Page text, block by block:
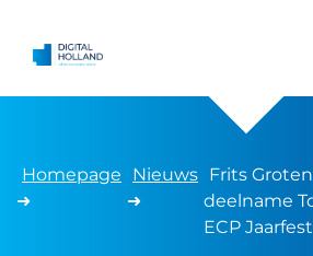
Homepage
➜
Nieuws
➜
Frits
deelname
ECP